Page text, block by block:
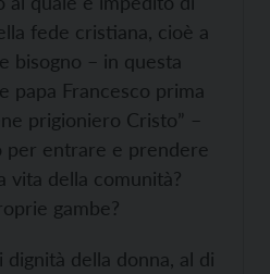
fede cristiana, cioè a
bisogno – in questa
papa Francesco prima
prigioniero Cristo” –
entrare e prendere
vita della comunità?
gambe?
della donna, al di